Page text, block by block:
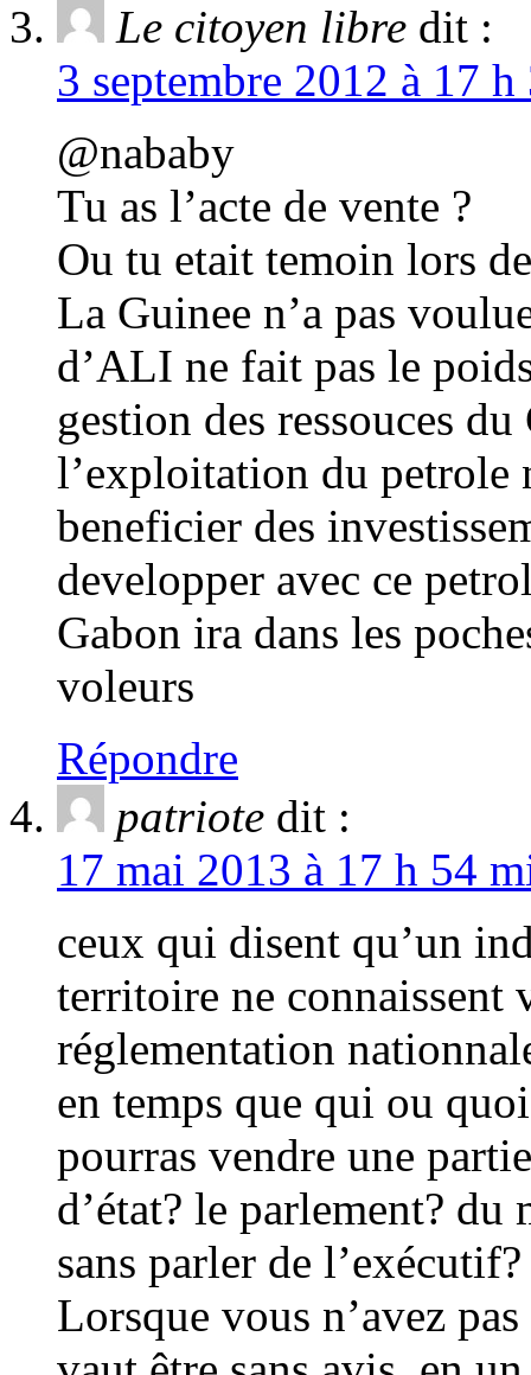
Le citoyen libre dit :
3 septembre 2012 à 17
@nababy
Tu as l’acte de vente ?
Ou tu etait temoin lors
La Guinee n’a pas
d’ALI ne fait pas le
gestion des ressouces
l’exploitation du petrole
beneficier des
developper avec ce
Gabon ira dans les
voleurs
Répondre
patriote dit :
17 mai 2013 à 17 h 54
ceux qui disent qu’un
territoire ne connaissent
réglementation
en temps que qui ou
pourras vendre une
d’état? le parlement? du
sans parler de l’exécutif?
Lorsque vous n’avez